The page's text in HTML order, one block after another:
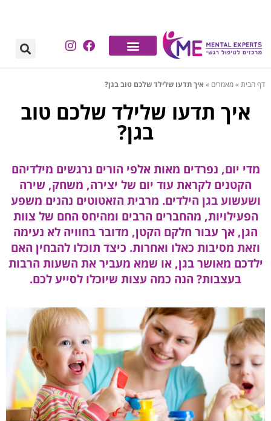
דף הבית»מאמרים » איך תדעו שלילד שלכם טוב בגן?
איך תדעו שלילד שלכם טוב
בגן?
מדי יום, נפרדים מאות אלפי הורים נרגשים מילדיהם
הקטנים לקראת עוד יום של יצירה, משחק, שירה
ושעשוע בגן הילדים. מרבית הזאטוטים נהנים משפע
הפעילויות, מהחברים הרבים ומהיחס החם של צוות
הגן, אך עבור חלקם הקטן, מדובר בחוויה לא נעימה
וזאת מסיבות כאלו ואחרות. כיצד תוכלו להבחין האם
ילדכם מאושר בגן, או שמא מעביר את השעות הרבות
בעצבות? הנה כמה עצות שיוכלו לסייע לכם.